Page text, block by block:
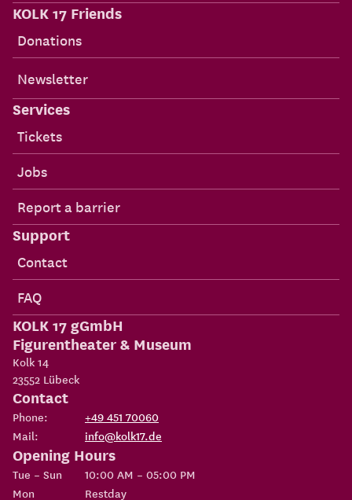
KOLK 17 Friends
Donations
Newsletter
Services
Tickets
Jobs
Report a barrier
Support
Contact
FAQ
KOLK 17 gGmbH
Figurentheater & Museum
Kolk 14
23552 Lübeck
Contact
Phone:
+49 451 70060
Mail:
info@kolk17.de
Opening Hours
Tue – Sun
10:00 AM – 05:00 PM
Mon
Restday